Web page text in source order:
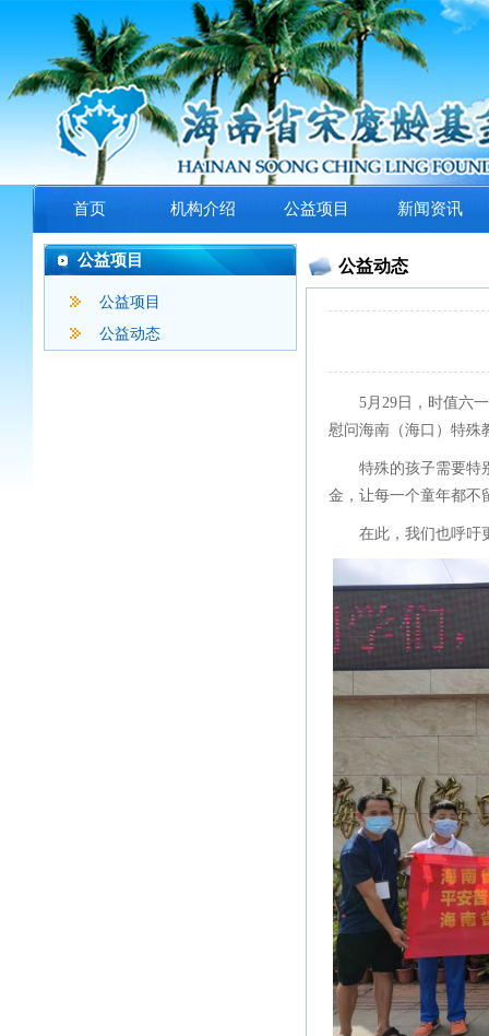
首页 机构介绍 公益项目 新闻资讯
公益项目
公益项目
公益动态
公益动态
5月29日，时值六
慰问海南（海口）特殊
特殊的孩子需要特
金，让每一个童年都不
在此，我们也呼吁